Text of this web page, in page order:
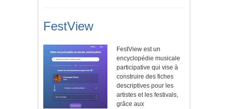
FestView
FestView est un
encyclopédie musicale
participative qui vise à
construire des fiches
descriptives pour les
artistes et les festivals,
grâce aux